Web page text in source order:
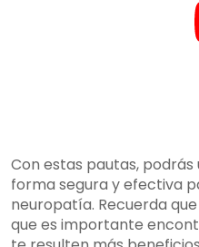
Con estas pautas,
forma segura y efectiva
neuropatía. Recuerda
que es importante